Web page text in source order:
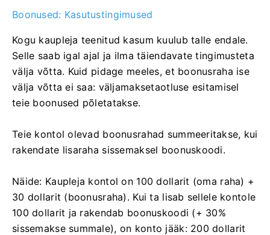
Boonused: Kasutustingimused
Kogu kaupleja teenitud kasum kuulub talle endale.
Selle saab igal ajal ja ilma täiendavate tingimusteta
välja võtta. Kuid pidage meeles, et boonusraha ise
välja võtta ei saa: väljamaksetaotluse esitamisel
teie boonused põletatakse.
Teie kontol olevad boonusrahad summeeritakse, kui
rakendate lisaraha sissemaksel boonuskoodi.
Näide: Kaupleja kontol on 100 dollarit (oma raha) +
30 dollarit (boonusraha). Kui ta lisab sellele kontole
100 dollarit ja rakendab boonuskoodi (+ 30%
sissemakse summale), on konto jääk: 200 dollarit